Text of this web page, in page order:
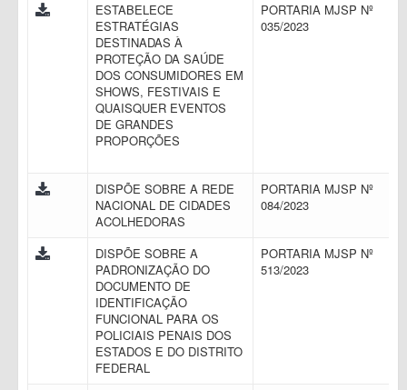
ESTABELECE
ESTRATÉGIAS
DESTINADAS À
PROTEÇÃO DA SAÚDE
DOS CONSUMIDORES EM
SHOWS, FESTIVAIS E
QUAISQUER EVENTOS
DE GRANDES
PROPORÇÕES
PORTARIA MJSP Nº
035/2023
DISPÕE SOBRE A REDE
NACIONAL DE CIDADES
ACOLHEDORAS
PORTARIA MJSP Nº
084/2023
DISPÕE SOBRE A
PADRONIZAÇÃO DO
DOCUMENTO DE
IDENTIFICAÇÃO
FUNCIONAL PARA OS
POLICIAIS PENAIS DOS
ESTADOS E DO DISTRITO
FEDERAL
PORTARIA MJSP Nº
513/2023